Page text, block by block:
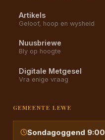
Artikels
Geloof, hoop en wysheid
Nuusbriewe
Bly op hoogte
Digitale Metgesel
Vra enige vraag
GEMEENTE LEWE
Sondagoggend 9:00